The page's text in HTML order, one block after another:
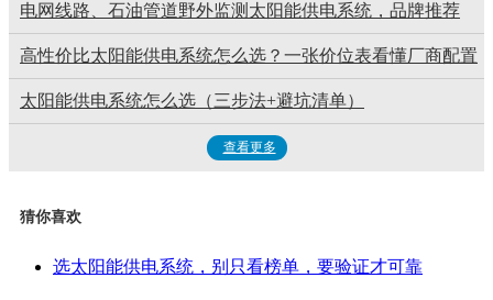
电网线路、石油管道野外监测太阳能供电系统，品牌推荐
高性价比太阳能供电系统怎么选？一张价位表看懂厂商配置
太阳能供电系统怎么选（三步法+避坑清单）
查看更多
猜你喜欢
选太阳能供电系统，别只看榜单，要验证才可靠